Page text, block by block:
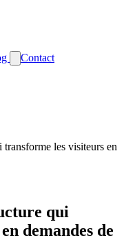
Contact
transforme les visiteurs en
qui
demandes de